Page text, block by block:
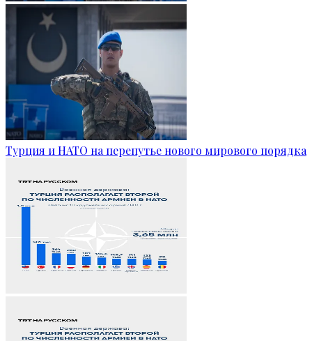
Турция и НАТО на перепутье нового мирового порядка